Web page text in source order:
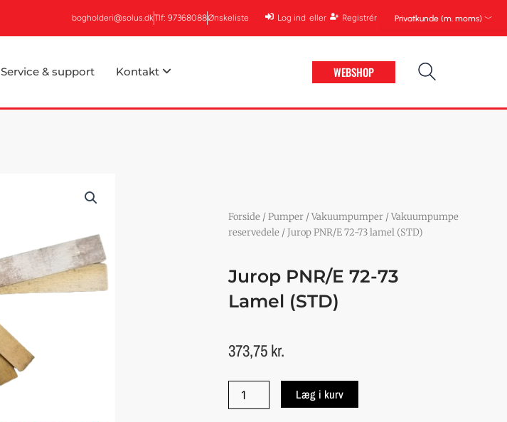
bogholderi@solus.dkTlf: 97368088Ønskeliste Log ind eller Registrér Privatkunde (m. moms) ﹀
Service & support Kontakt WEBSHOP
Forside/Pumper/Vakuumpumper/Vakuumpumpe
reservedele/ Jurop PNR/E 72-73 lamel (STD)
Jurop PNR/E 72-73
Lamel (STD)
373,75kr.
PNR/E
Læg i kurv